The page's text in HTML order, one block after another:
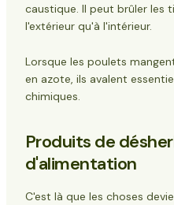
caustique. Il peut brûler les
l'extérieur qu'à l'intérieur.
Lorsque les poulets
en azote, ils avalent
chimiques.
Produits de
d'alimentation
C'est là que les choses